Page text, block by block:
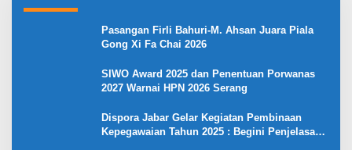
Pasangan Firli Bahuri-M. Ahsan Juara Piala
Gong Xi Fa Chai 2026
SIWO Award 2025 dan Penentuan Porwanas
2027 Warnai HPN 2026 Serang
Dispora Jabar Gelar Kegiatan Pembinaan
Kepegawaian Tahun 2025 : Begini Penjelasan